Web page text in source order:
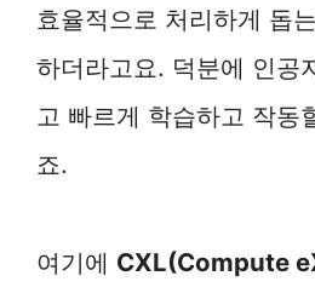
효율적으로 처리하게 돕
하더라고요. 덕분에 인공
고 빠르게 학습하고 작동
죠.
여기에 CXL(Compute